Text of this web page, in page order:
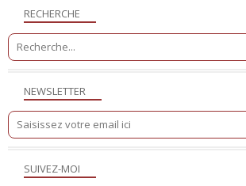
NEWSLETTER
SUIVEZ-MOI
RECHERCHE